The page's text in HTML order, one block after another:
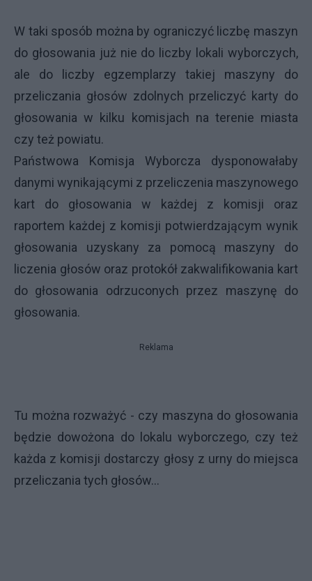
W taki sposób można by ograniczyć liczbę maszyn
do głosowania już nie do liczby lokali wyborczych,
ale do liczby egzemplarzy takiej maszyny do
przeliczania głosów zdolnych przeliczyć karty do
głosowania w kilku komisjach na terenie miasta
czy też powiatu.
Państwowa Komisja Wyborcza dysponowałaby
danymi wynikającymi z przeliczenia maszynowego
kart do głosowania w każdej z komisji oraz
raportem każdej z komisji potwierdzającym wynik
głosowania uzyskany za pomocą maszyny do
liczenia głosów oraz protokół zakwalifikowania kart
do głosowania odrzuconych przez maszynę do
głosowania.
Reklama
Tu można rozważyć - czy maszyna do głosowania
będzie dowożona do lokalu wyborczego, czy też
każda z komisji dostarczy głosy z urny do miejsca
przeliczania tych głosów...